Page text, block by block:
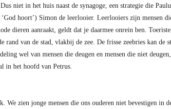
niet in het huis naast de synagoge, een strategie die
hoort’) Simon de leerlooier. Leerlooiers zijn mensen
dieren aanraakt, geldt dat je daarmee onrein ben.
rand van de stad, vlakbij de zee. De frisse zeebries kan de
wel van mensen die deugen en mensen die niet
in het hoofd van Petrus.
zien jonge mensen die ons ouderen niet bevestigen in